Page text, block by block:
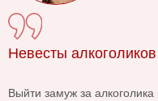
Невесты алкоголиков
Выйти замуж за